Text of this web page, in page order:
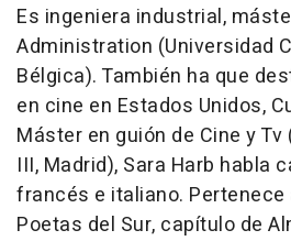
Es ingeniera industrial,
Administration (Universidad
Bélgica). También ha que
en cine en Estados Unidos,
Máster en guión de Cine y
III, Madrid), Sara Harb habla
francés e italiano. Pertenece
Poetas del Sur, capítulo de